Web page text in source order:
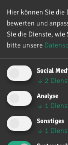
Werte wie
sind uns
unseren
Lebens
Hier können Sie
bewerten und
Sie die Dienste,
bitte unsere
Social
↓ 2
Analyse
↓ 1
Sonstiges
↓ 1